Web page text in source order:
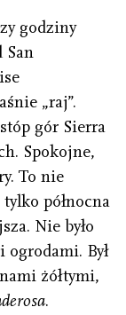
godziny
San
„raj”.
gór Sierra
Spokojne,
To nie
północna
Nie było
Był
żółtymi,
.